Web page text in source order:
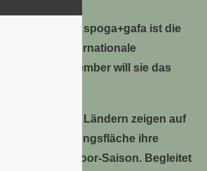
Die spoga+gafa ist die
internationale
4. bis 6. September will sie das
aus rund 60 Ländern zeigen auf
Ausstellungsfläche ihre
Outdoor-Saison. Begleitet